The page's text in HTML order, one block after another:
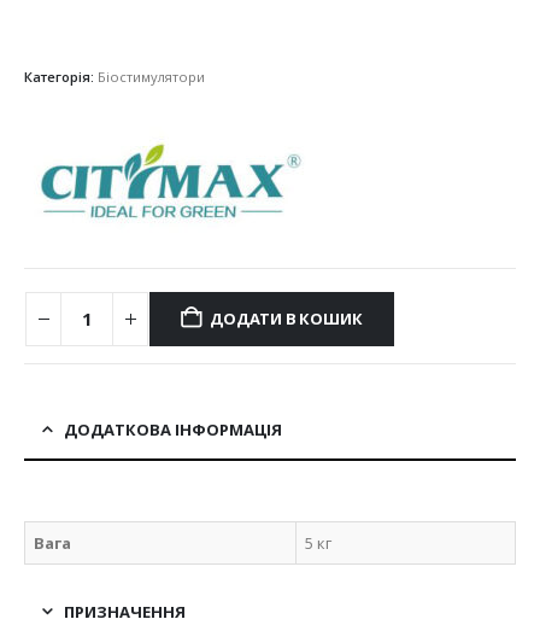
Категорія: Біостимулятори
ДОДАТИ В КОШИК
ДОДАТКОВА ІНФОРМАЦІЯ
Вага 5 кг
ПРИЗНАЧЕННЯ